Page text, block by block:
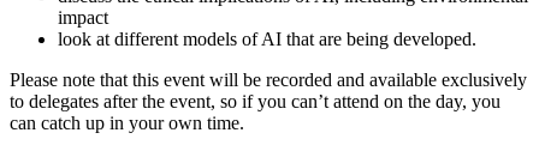
impact
look at different models of AI that are being developed.
Please note that this event will be recorded and available exclusively
to delegates after the event, so if you can’t attend on the day, you
can catch up in your own time.